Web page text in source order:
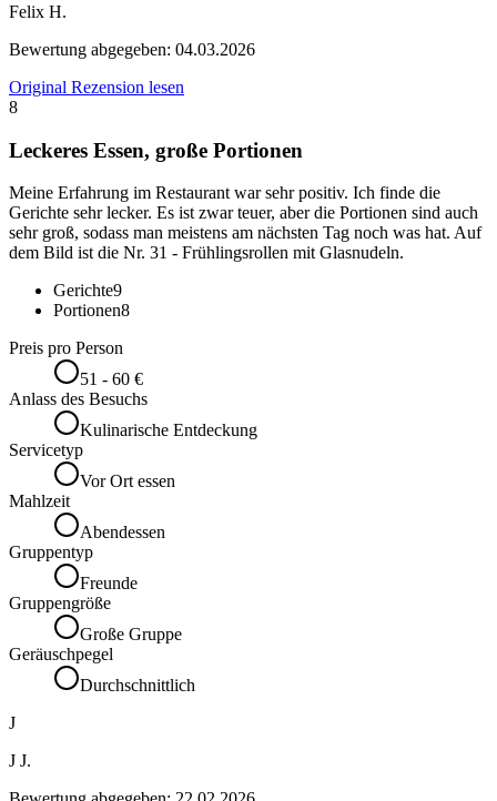
Felix H.
Bewertung abgegeben: 04.03.2026
Original Rezension lesen
8
Leckeres Essen, große Portionen
Meine Erfahrung im Restaurant war sehr positiv. Ich finde die
Gerichte sehr lecker. Es ist zwar teuer, aber die Portionen sind auch
sehr groß, sodass man meistens am nächsten Tag noch was hat. Auf
dem Bild ist die Nr. 31 - Frühlingsrollen mit Glasnudeln.
Gerichte9
Portionen8
Preis pro Person
51 - 60 €
Anlass des Besuchs
Kulinarische Entdeckung
Servicetyp
Vor Ort essen
Mahlzeit
Abendessen
Gruppentyp
Freunde
Gruppengröße
Große Gruppe
Geräuschpegel
Durchschnittlich
J
J J.